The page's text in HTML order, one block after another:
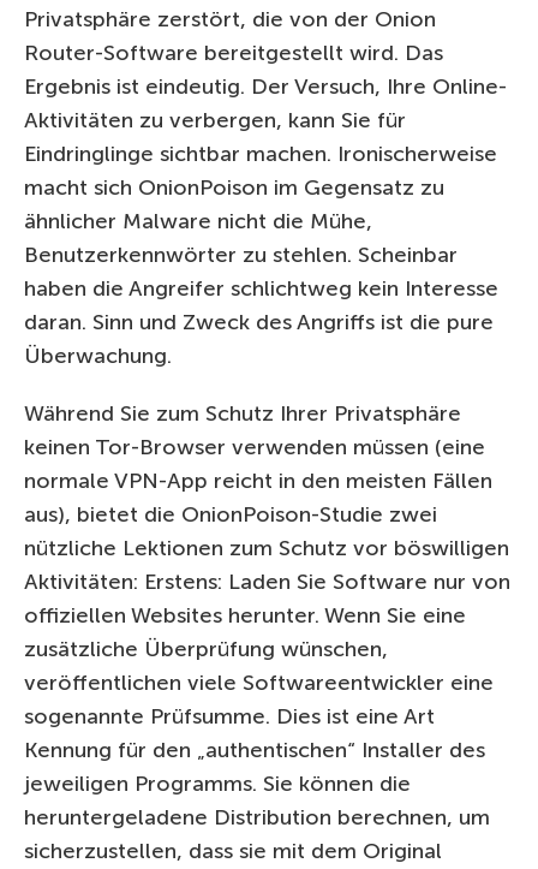
Privatsphäre zerstört, die von der Onion
Router-Software bereitgestellt wird. Das
Ergebnis ist eindeutig. Der Versuch, Ihre Online-
Aktivitäten zu verbergen, kann Sie für
Eindringlinge sichtbar machen. Ironischerweise
macht sich OnionPoison im Gegensatz zu
ähnlicher Malware nicht die Mühe,
Benutzerkennwörter zu stehlen. Scheinbar
haben die Angreifer schlichtweg kein Interesse
daran. Sinn und Zweck des Angriffs ist die pure
Überwachung.
Während Sie zum Schutz Ihrer Privatsphäre
keinen Tor-Browser verwenden müssen (eine
normale VPN-App reicht in den meisten Fällen
aus), bietet die OnionPoison-Studie zwei
nützliche Lektionen zum Schutz vor böswilligen
Aktivitäten: Erstens: Laden Sie Software nur von
offiziellen Websites herunter. Wenn Sie eine
zusätzliche Überprüfung wünschen,
veröffentlichen viele Softwareentwickler eine
sogenannte Prüfsumme. Dies ist eine Art
Kennung für den „authentischen“ Installer des
jeweiligen Programms. Sie können die
heruntergeladene Distribution berechnen, um
sicherzustellen, dass sie mit dem Original